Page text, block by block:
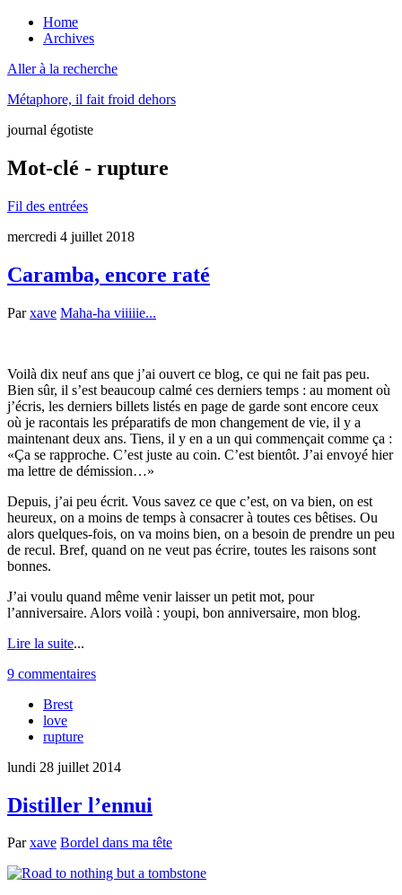
Home
Archives
Aller à la recherche
Métaphore, il fait froid dehors
journal égotiste
Mot-clé - rupture
Fil des entrées
mercredi 4 juillet 2018
Caramba, encore raté
Parxave Maha-ha viiiiie...
Voilà dix neuf ans que j’ai ouvert ce blog, ce qui ne fait pas peu.
Bien sûr, il s’est beaucoup calmé ces derniers temps : au moment où
j’écris, les derniers billets listés en page de garde sont encore ceux
où je racontais les préparatifs de mon changement de vie, il y a
maintenant deux ans. Tiens, il y en a un qui commençait comme ça :
Ça se rapproche. C’est juste au coin. C’est bientôt. J’ai envoyé hier
ma lettre de démission…
Depuis, j’ai peu écrit. Vous savez ce que c’est, on va bien, on est
heureux, on a moins de temps à consacrer à toutes ces bêtises. Ou
alors quelques-fois, on va moins bien, on a besoin de prendre un peu
de recul. Bref, quand on ne veut pas écrire, toutes les raisons sont
bonnes.
J’ai voulu quand même venir laisser un petit mot, pour
l’anniversaire. Alors voilà : youpi, bon anniversaire, mon blog.
Lire la suite...
9 commentaires
Brest
love
rupture
lundi 28 juillet 2014
Distiller l’ennui
Parxave Bordel dans ma tête